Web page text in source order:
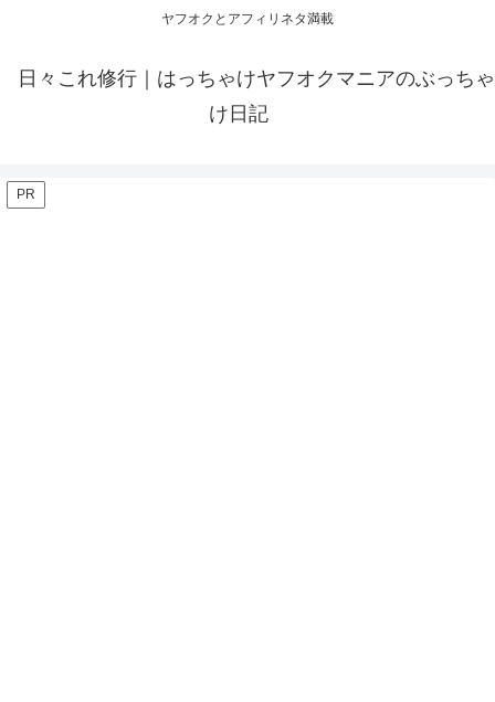
ヤフオクとアフィリネタ満載
日々これ修行｜はっちゃけヤフオクマニアのぶっちゃ
け日記
PR